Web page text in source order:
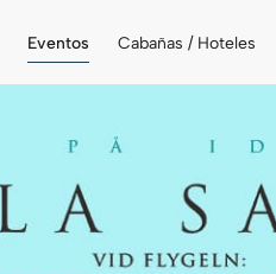
Eventos Cabañas / Hoteles